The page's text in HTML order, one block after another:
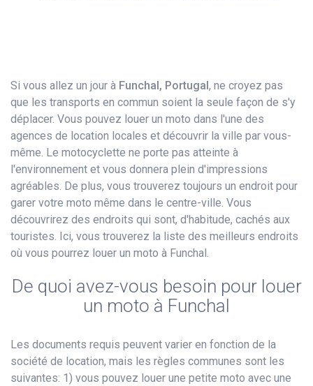
Si vous allez un jour à Funchal, Portugal, ne croyez pas
que les transports en commun soient la seule façon de s'y
déplacer. Vous pouvez louer un moto dans l'une des
agences de location locales et découvrir la ville par vous-
même. Le motocyclette ne porte pas atteinte à
l'environnement et vous donnera plein d'impressions
agréables. De plus, vous trouverez toujours un endroit pour
garer votre moto même dans le centre-ville. Vous
découvrirez des endroits qui sont, d'habitude, cachés aux
touristes. Ici, vous trouverez la liste des meilleurs endroits
où vous pourrez louer un moto à Funchal.
De quoi avez-vous besoin pour louer
un moto à Funchal
Les documents requis peuvent varier en fonction de la
société de location, mais les règles communes sont les
suivantes: 1) vous pouvez louer une petite moto avec une